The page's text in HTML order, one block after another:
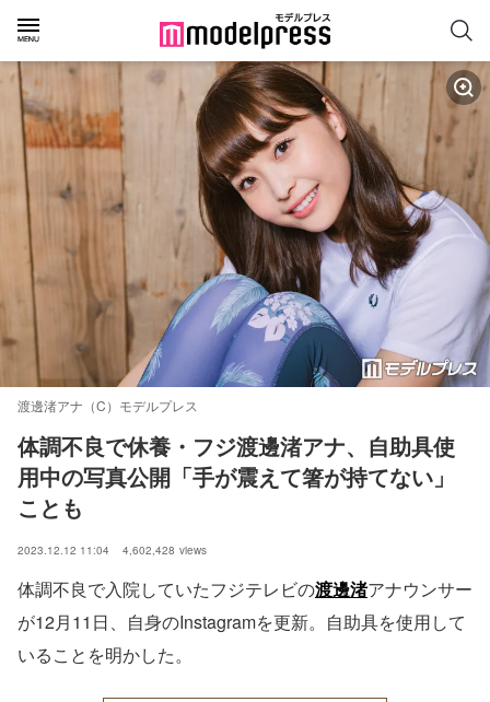
渡邊渚アナ（C）モデルプレス
体調不良で休養・フジ渡邊渚アナ、自助具使
用中の写真公開「手が震えて箸が持てない」
ことも
2023.12.12 11:04 4,602,428 views
体調不良で入院していたフジテレビの渡邊渚アナウンサー
が12月11日、自身のInstagramを更新。自助具を使用して
いることを明かした。